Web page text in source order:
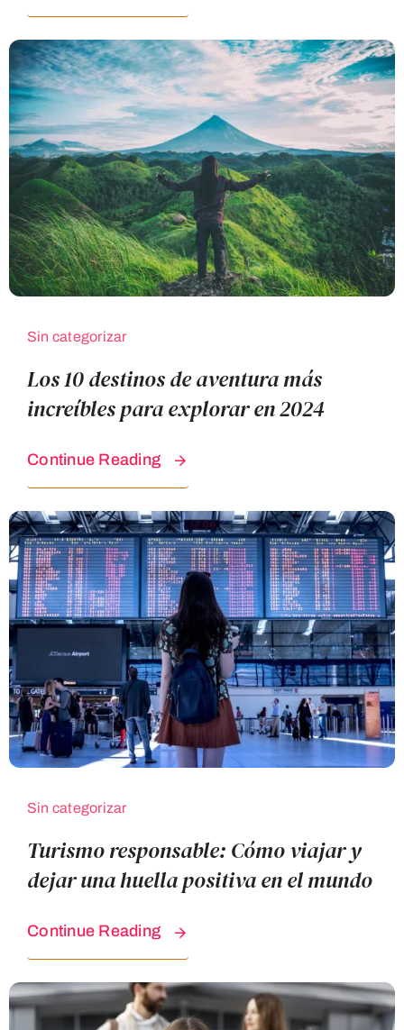
Sin categorizar
Los 10 destinos de aventura más
increíbles para explorar en 2024
Continue Reading
Sin categorizar
Turismo responsable: Cómo viajar y
dejar una huella positiva en el mundo
Continue Reading